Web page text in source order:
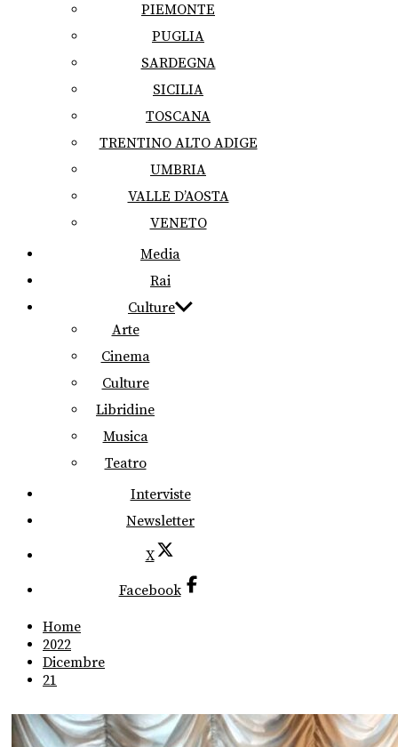
PIEMONTE
PUGLIA
SARDEGNA
SICILIA
TOSCANA
TRENTINO ALTO ADIGE
UMBRIA
VALLE D’AOSTA
VENETO
Media
Rai
Culture
Arte
Cinema
Culture
Libridine
Musica
Teatro
Interviste
Newsletter
X
Facebook
Home
2022
Dicembre
21